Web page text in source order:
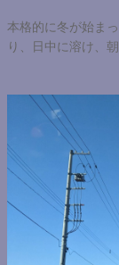
本格的に冬が始ま
り、日中に溶け、